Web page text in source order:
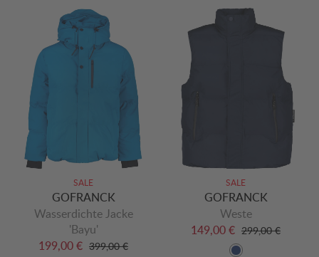
SALE
GOFRANCK
Wasserdichte Jacke
'Bayu'
199,00 € 399,00 €
SALE
GOFRANCK
Weste
149,00 € 299,00 €